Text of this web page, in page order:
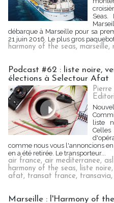
débarque à Marseille pour sa
21 juin 2016. Le plus gros
harmony of the seas, marseille,
Podcast #62 : liste noire,
élections à Selectour Afat
liste
comme nous vous l'annoncions
en a été retirée. Le transporteur...
air france, air mediterranee,
harmony of the seas, liste noire,
afat, transat france, transavia,
Marseille : l'Harmony of